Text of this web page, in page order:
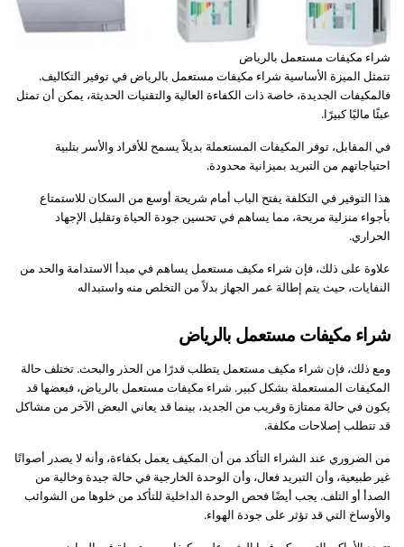
شراء مكيفات مستعمل بالرياض
تتمثل الميزة الأساسية شراء مكيفات مستعمل بالرياض في توفير التكاليف.
فالمكيفات الجديدة، خاصة ذات الكفاءة العالية والتقنيات الحديثة، يمكن أن تمثل
عبئًا ماليًا كبيرًا.
في المقابل، توفر المكيفات المستعملة بديلاً يسمح للأفراد والأسر بتلبية
احتياجاتهم من التبريد بميزانية محدودة.
هذا التوفير في التكلفة يفتح الباب أمام شريحة أوسع من السكان للاستمتاع
بأجواء منزلية مريحة، مما يساهم في تحسين جودة الحياة وتقليل الإجهاد
الحراري.
علاوة على ذلك، فإن شراء مكيف مستعمل يساهم في مبدأ الاستدامة والحد من
النفايات، حيث يتم إطالة عمر الجهاز بدلاً من التخلص منه واستبداله
شراء مكيفات مستعمل بالرياض
ومع ذلك، فإن شراء مكيف مستعمل يتطلب قدرًا من الحذر والبحث. تختلف حالة
المكيفات المستعملة بشكل كبير. شراء مكيفات مستعمل بالرياض، فبعضها قد
يكون في حالة ممتازة وقريب من الجديد، بينما قد يعاني البعض الآخر من مشاكل
قد تتطلب إصلاحات مكلفة.
من الضروري عند الشراء التأكد من أن المكيف يعمل بكفاءة، وأنه لا يصدر أصواتًا
غير طبيعية، وأن التبريد فعال، وأن الوحدة الخارجية في حالة جيدة وخالية من
الصدأ أو التلف. يجب أيضًا فحص الوحدة الداخلية للتأكد من خلوها من الشوائب
والأوساخ التي قد تؤثر على جودة الهواء.